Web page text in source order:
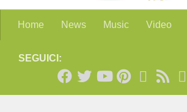
Home News Music Video
SEGUICI: